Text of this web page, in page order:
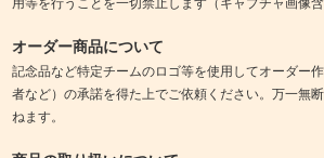
用等を行うことを一切禁止します（キャプチャ画像含
オーダー商品について
記念品など特定チームのロゴ等を使用してオーダー
者など）の承諾を得た上でご依頼ください。万一無
ねます。